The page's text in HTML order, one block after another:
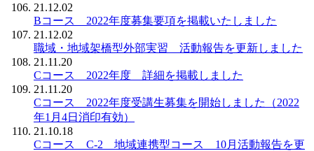
21.12.02
Bコース 2022年度募集要項を掲載いたしました
21.12.02
職域・地域架橋型外部実習 活動報告を更新しました
21.11.20
Cコース 2022年度 詳細を掲載しました
21.11.20
Cコース 2022年度受講生募集を開始しました（2022
年1月4日消印有効）
21.10.18
Cコース C-2 地域連携型コース 10月活動報告を更